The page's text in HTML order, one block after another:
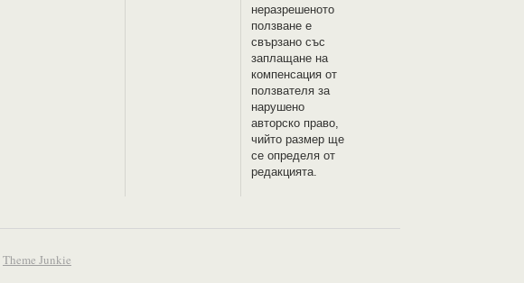
неразрешеното
ползване е
свързано със
заплащане на
компенсация от
ползвателя за
нарушено
авторско право,
чийто размер ще
се определя от
редакцията.
Theme Junkie